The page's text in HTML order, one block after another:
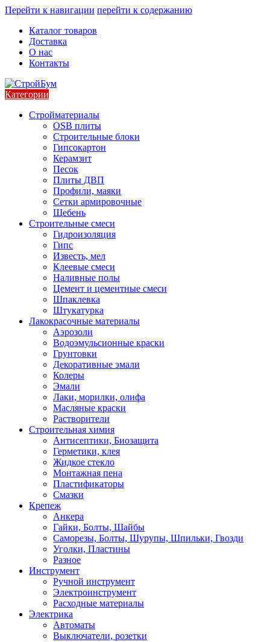
Перейти к навигации перейти к содержанию
Каталог товаров
Доставка
О нас
Контакты
Категории
Стройматериалы
OSB плиты
Строительные блоки
Гипсокартон
Керамзит
Песок
Плиты ДВП
Профили, маяки
Сетки армировочные
Щебень
Строительные смеси
Гидроизоляция
Гипс
Известь, мел
Клеевые смеси
Наливные полы
Цемент и цементные смеси
Шпаклевка
Штукатурка
Лакокрасочные материалы
Аэрозоли
Водоэмульсионные краски
Грунтовки
Декоративные эмали
Колеры
Эмали
Лаки, морилки, олифа
Масляные краски
Растворители
Строительная химия
Антисептики, Биозащита
Герметики, клея
Жидкое стекло
Монтажная пена
Пластификаторы
Смазки
Крепеж
Анкера
Гайки, Болты, Шайбы
Саморезы, Болты, Шурупы, Шпильки, Гвозди
Уголки, Пластины
Разное
Инструмент
Ручной инструмент
Электроинструмент
Расходные материалы
Электрика
Автоматы
Выключатели, розетки